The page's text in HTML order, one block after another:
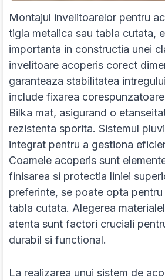
Montajul invelitoarelor pentru
tigla metalica sau tabla cutata,
importanta in constructia unei
invelitoare acoperis corect
garanteaza stabilitatea
include fixarea
Bilka mat, asigurand o
rezistenta sporita. Sistemul
integrat pentru a gestiona
Coamele acoperis sunt
finisarea si protectia liniei
preferinte, se poate opta
tabla cutata. Alegerea
atenta sunt factori cruciali
durabil si functional.
La realizarea unui sistem de